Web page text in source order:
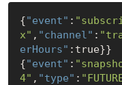
{"event" :
x" , "channel" :
erHours" : true}}
{"event" :
4" , "type" :